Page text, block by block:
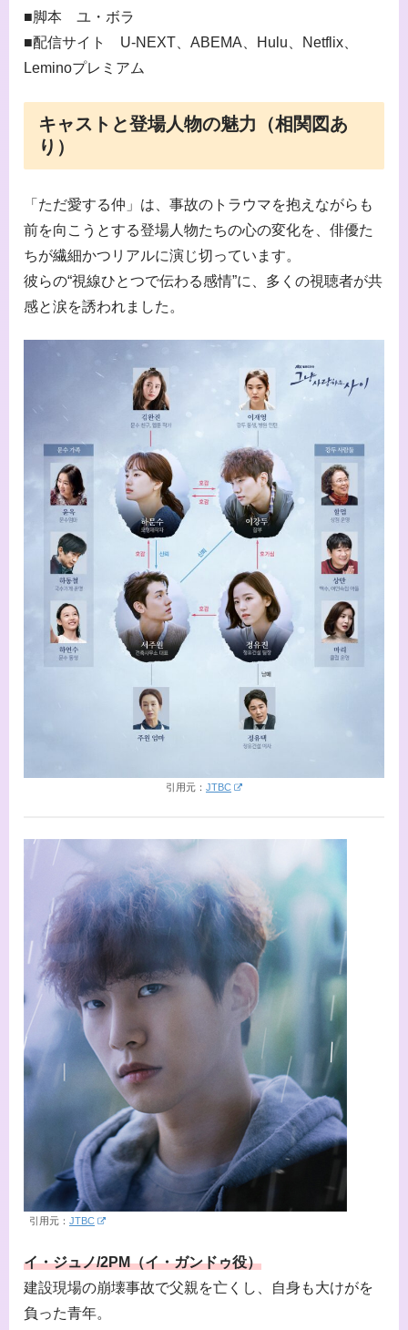
■脚本 ユ・ボラ
■配信サイト U-NEXT、ABEMA、Hulu、Netflix、
Leminoプレミアム
キャストと登場人物の魅力（相関図あ
り）
「ただ愛する仲」は、事故のトラウマを抱えながらも
前を向こうとする登場人物たちの心の変化を、俳優た
ちが繊細かつリアルに演じ切っています。
彼らの“視線ひとつで伝わる感情”に、多くの視聴者が共
感と涙を誘われました。
引用元： JTBC
引用元： JTBC
イ・ジュノ/2PM（イ・ガンドゥ役）
建設現場の崩壊事故で父親を亡くし、自身も大けがを
負った青年。